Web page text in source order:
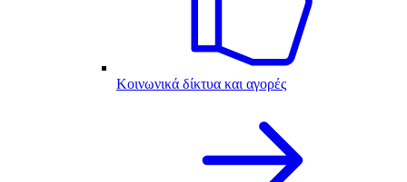
Κοινωνικά δίκτυα και αγορές